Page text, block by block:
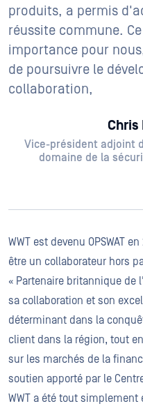
produits, a permis
réussite commune.
importance pour
de poursuivre le
collaboration,
Chris
Vice-président adjoint
domaine de la
WWT est devenu OPSWAT
être un collaborateur hors
« Partenaire britannique de
sa collaboration et son
déterminant dans la
client dans la région, tout
sur les marchés de la
soutien apporté par le
WWT a été tout simplement